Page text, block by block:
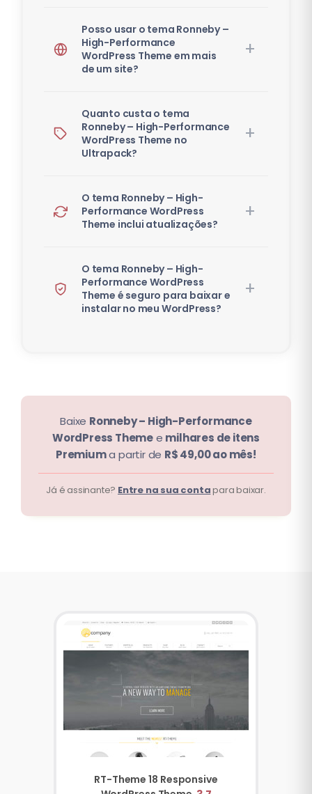
Posso usar o tema Ronneby –
High-Performance
WordPress Theme em mais
de um site?
Quanto custa o tema
Ronneby – High-Performance
WordPress Theme no
Ultrapack?
O tema Ronneby – High-
Performance WordPress
Theme inclui atualizações?
O tema Ronneby – High-
Performance WordPress
Theme é seguro para baixar e
instalar no meu WordPress?
Baixe Ronneby – High-Performance
WordPress Themee milhares de itens
Premiuma partir de R$ 49,00 ao mês!
Já é assinante? Entre na sua contapara baixar.
RT-Theme 18 Responsive